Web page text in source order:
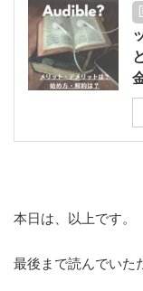
本日は、以上です。
最後まで読んでいた